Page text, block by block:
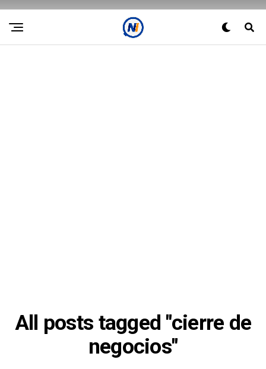
All posts tagged "cierre de
negocios"